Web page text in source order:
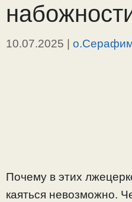
10.07.2025 |
Почему в этих
каяться невозможно.